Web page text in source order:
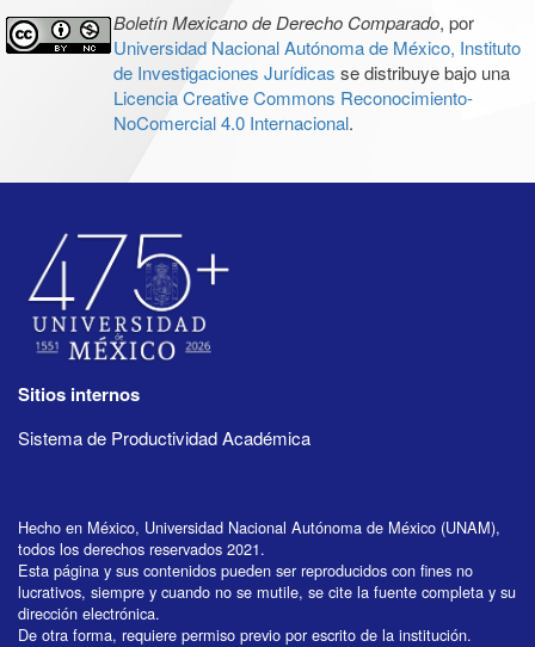
Boletín Mexicano de Derecho Comparado, por
Universidad Nacional Autónoma de México, Instituto
de Investigaciones Jurídicas se distribuye bajo una
Licencia Creative Commons Reconocimiento-
NoComercial 4.0 Internacional.
Sitios internos
Sistema de Productividad Académica
Hecho en México, Universidad Nacional Autónoma de México (UNAM),
todos los derechos reservados 2021.
Esta página y sus contenidos pueden ser reproducidos con fines no
lucrativos, siempre y cuando no se mutile, se cite la fuente completa y su
dirección electrónica.
De otra forma, requiere permiso previo por escrito de la institución.